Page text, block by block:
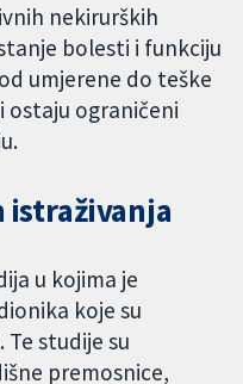
nekirurških
bolesti i funkciju
umjerene do teške
ostaju ograničeni
u kojima je
koje su
studije su
premosnice,